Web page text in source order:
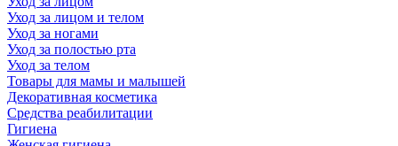
Уход за лицом и телом
Уход за ногами
Уход за полостью рта
Уход за телом
Товары для мамы и малышей
Декоративная косметика
Средства реабилитации
Гигиена